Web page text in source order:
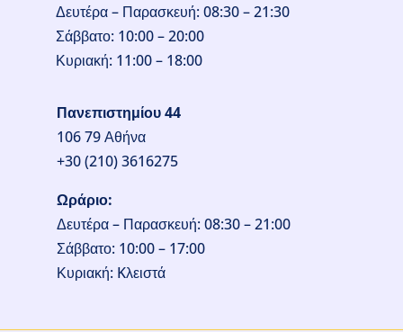
Δευτέρα – Παρασκευή: 08:30 – 21:30
Σάββατο: 10:00 – 20:00
Κυριακή: 11:00 – 18:00
Πανεπιστημίου 44
106 79 Αθήνα
+30 (210) 3616275
Ωράριο:
Δευτέρα – Παρασκευή: 08:30 – 21:00
Σάββατο: 10:00 – 17:00
Κυριακή: Kλειστά